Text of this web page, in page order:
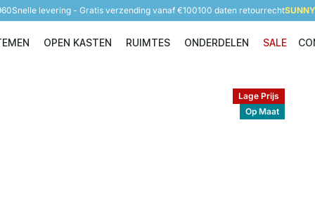
Snelle levering - Gratis verzending vanaf €100100 daten retourrecht
Opbergsystemen
OPEN KASTEN
Open Kasten
RUIMTES
Ruimtes
ONDERDELEN
Onderdelen
SALE
Lage Prijs
Op Maat